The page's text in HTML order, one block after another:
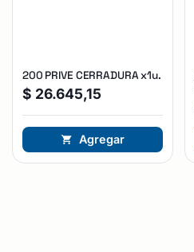
200 PRIVE CERRADURA x1u.
$ 26.645,15
Agregar